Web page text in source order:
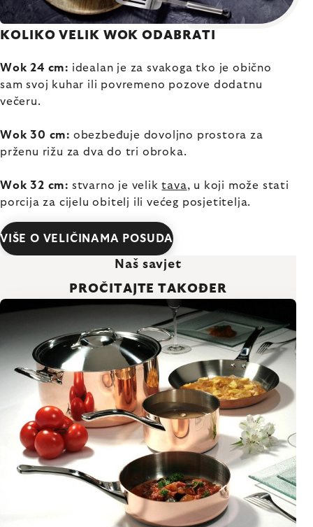
KOLIKO VELIK WOK ODABRATI
Wok 24 cm: idealan je za svakoga tko je obično
sam svoj kuhar ili povremeno pozove dodatnu
večeru.
Wok 30 cm: obezbeđuje dovoljno prostora za
prženu rižu za dva do tri obroka.
Wok 32 cm: stvarno je veliktava, u koji može stati
porcija za cijelu obitelj ili većeg posjetitelja.
VIŠE O VELIČINAMA POSUDA
Naš savjet
PROČITAJTE TAKOĐER